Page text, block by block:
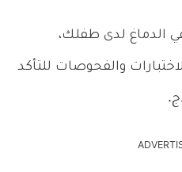
الدماغ لدى طفلك،
والفحوصات للتأكد